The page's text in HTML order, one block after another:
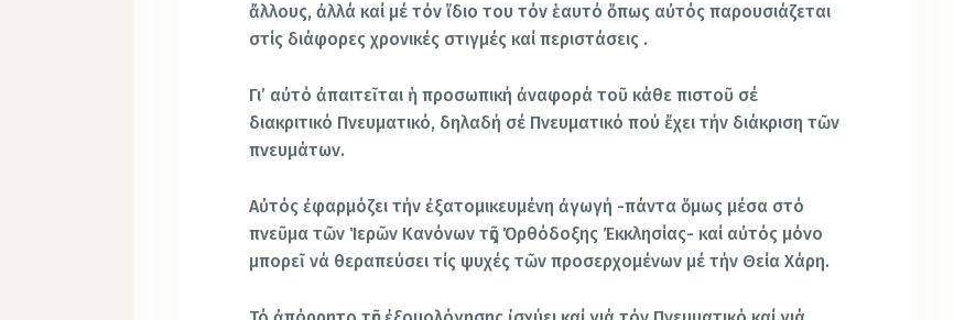
ἄλλους, ἀλλά καί μέ τόν ἴδιο του τόν ἑαυτό ὅπως αὐτός παρουσιάζεται
στίς διάφορες χρονικές στιγμές καί περιστάσεις .
Γι’ αὐτό ἀπαιτεῖται ἡ προσωπική ἀναφορά τοῦ κάθε πιστοῦ σέ
διακριτικό Πνευματικό, δηλαδή σέ Πνευματικό πού ἔχει τήν διάκριση τῶν
πνευμάτων.
Αὐτός ἐφαρμόζει τήν ἐξατομικευμένη ἀγωγή -πάντα ὅμως μέσα στό
πνεῦμα τῶν Ἱερῶν Κανόνων τῆς Ὀρθόδοξης Ἐκκλησίας- καί αὐτός μόνο
μπορεῖ νά θεραπεύσει τίς ψυχές τῶν προσερχομένων μέ τήν Θεία Χάρη.